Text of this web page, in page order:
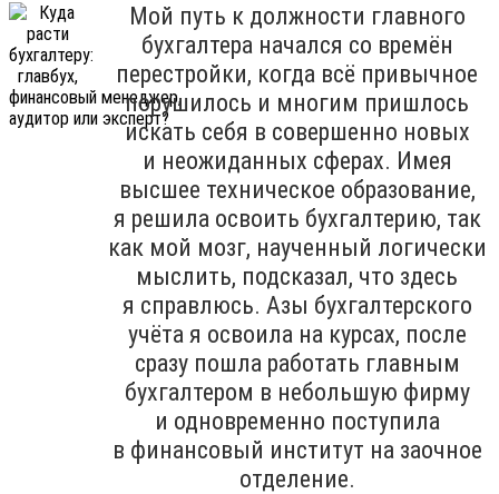
Мой путь к должности главного
бухгалтера начался со времён
перестройки, когда всё привычное
порушилось и многим пришлось
искать себя в совершенно новых
и неожиданных сферах. Имея
высшее техническое образование,
я решила освоить бухгалтерию, так
как мой мозг, наученный логически
мыслить, подсказал, что здесь
я справлюсь. Азы бухгалтерского
учёта я освоила на курсах, после
сразу пошла работать главным
бухгалтером в небольшую фирму
и одновременно поступила
в финансовый институт на заочное
отделение.